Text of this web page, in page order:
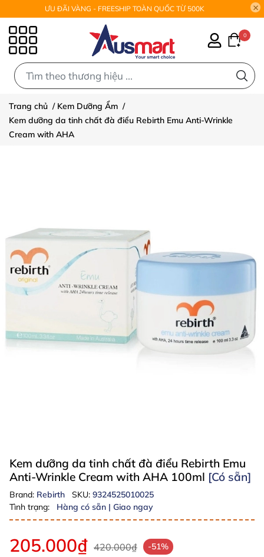
ƯU ĐÃI VÀNG - FREESHIP TOÀN QUỐC TỪ 500K
0
Trang chủ / Kem Dưỡng Ẩm /
Kem dưỡng da tinh chất đà điểu Rebirth Emu Anti-Wrinkle
Cream with AHA
Kem dưỡng da tinh chất đà điểu Rebirth Emu
Anti-Wrinkle Cream with AHA 100ml [Có sẵn]
Brand: Rebirth SKU: 9324525010025
Tình trạng:
Hàng có sẵn | Giao ngay
205.000₫ 420.000₫ -51%